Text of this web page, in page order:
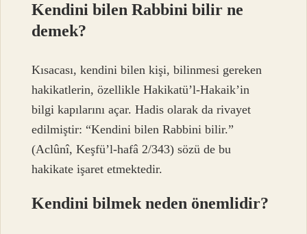
Kendini bilen Rabbini bilir ne
demek?
Kısacası, kendini bilen kişi, bilinmesi gereken
hakikatlerin, özellikle Hakikatü’l-Hakaik’in
bilgi kapılarını açar. Hadis olarak da rivayet
edilmiştir: “Kendini bilen Rabbini bilir.”
(Aclûnî, Keşfü’l-hafâ 2/343) sözü de bu
hakikate işaret etmektedir.
Kendini bilmek neden önemlidir?